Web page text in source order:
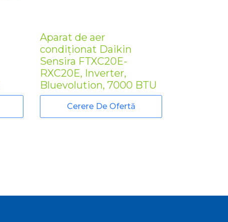
Aparat de aer
condiționat Daikin
Sensira FTXC20E-
RXC20E, Inverter,
Bluevolution, 7000 BTU
Cerere De Ofertă